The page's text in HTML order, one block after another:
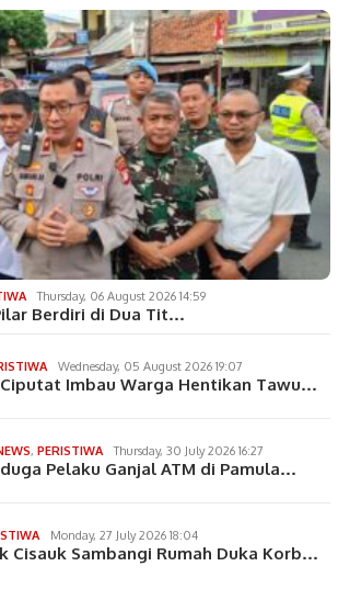
Thursday, 06 August 2026 14:59
Berdiri di Dua Tit…
Wednesday, 05 August 2026 19:07
Imbau Warga Hentikan Tawu…
, PERISTIWA Thursday, 30 July 2026 16:27
Pelaku Ganjal ATM di Pamula…
Monday, 27 July 2026 18:04
Cisauk Sambangi Rumah Duka Korb…